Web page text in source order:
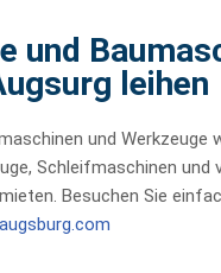
und
leihen
und Werkzeuge
Schleifmaschinen und
Besuchen Sie